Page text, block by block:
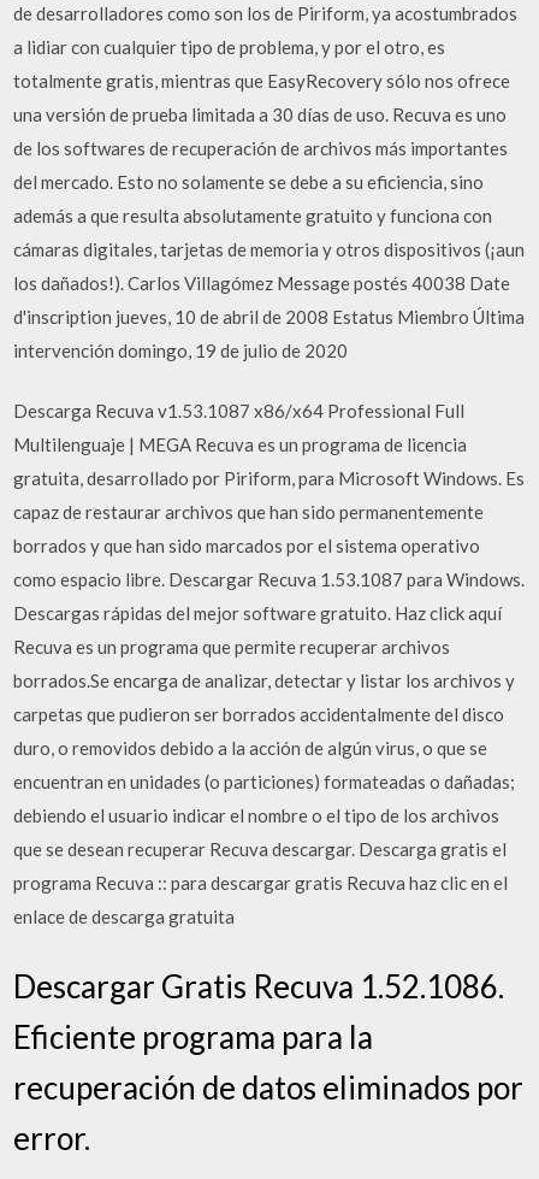
de desarrolladores como son los de Piriform, ya acostumbrados
a lidiar con cualquier tipo de problema, y por el otro, es
totalmente gratis, mientras que EasyRecovery sólo nos ofrece
una versión de prueba limitada a 30 días de uso. Recuva es uno
de los softwares de recuperación de archivos más importantes
del mercado. Esto no solamente se debe a su eficiencia, sino
además a que resulta absolutamente gratuito y funciona con
cámaras digitales, tarjetas de memoria y otros dispositivos (¡aun
los dañados!). Carlos Villagómez Message postés 40038 Date
d'inscription jueves, 10 de abril de 2008 Estatus Miembro Última
intervención domingo, 19 de julio de 2020
Descarga Recuva v1.53.1087 x86/x64 Professional Full
Multilenguaje | MEGA Recuva es un programa de licencia
gratuita, desarrollado por Piriform, para Microsoft Windows. Es
capaz de restaurar archivos que han sido permanentemente
borrados y que han sido marcados por el sistema operativo
como espacio libre. Descargar Recuva 1.53.1087 para Windows.
Descargas rápidas del mejor software gratuito. Haz click aquí
Recuva es un programa que permite recuperar archivos
borrados.Se encarga de analizar, detectar y listar los archivos y
carpetas que pudieron ser borrados accidentalmente del disco
duro, o removidos debido a la acción de algún virus, o que se
encuentran en unidades (o particiones) formateadas o dañadas;
debiendo el usuario indicar el nombre o el tipo de los archivos
que se desean recuperar Recuva descargar. Descarga gratis el
programa Recuva :: para descargar gratis Recuva haz clic en el
enlace de descarga gratuita
Descargar Gratis Recuva 1.52.1086.
Eficiente programa para la
recuperación de datos eliminados por
error.